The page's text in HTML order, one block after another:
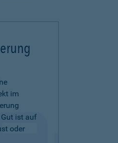
im
ist auf
oder